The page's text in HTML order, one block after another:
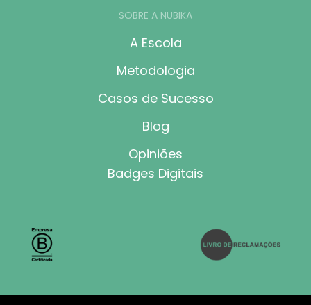
SOBRE A NUBIKA
A Escola
Metodologia
Casos de Sucesso
Blog
Opiniões
Badges Digitais